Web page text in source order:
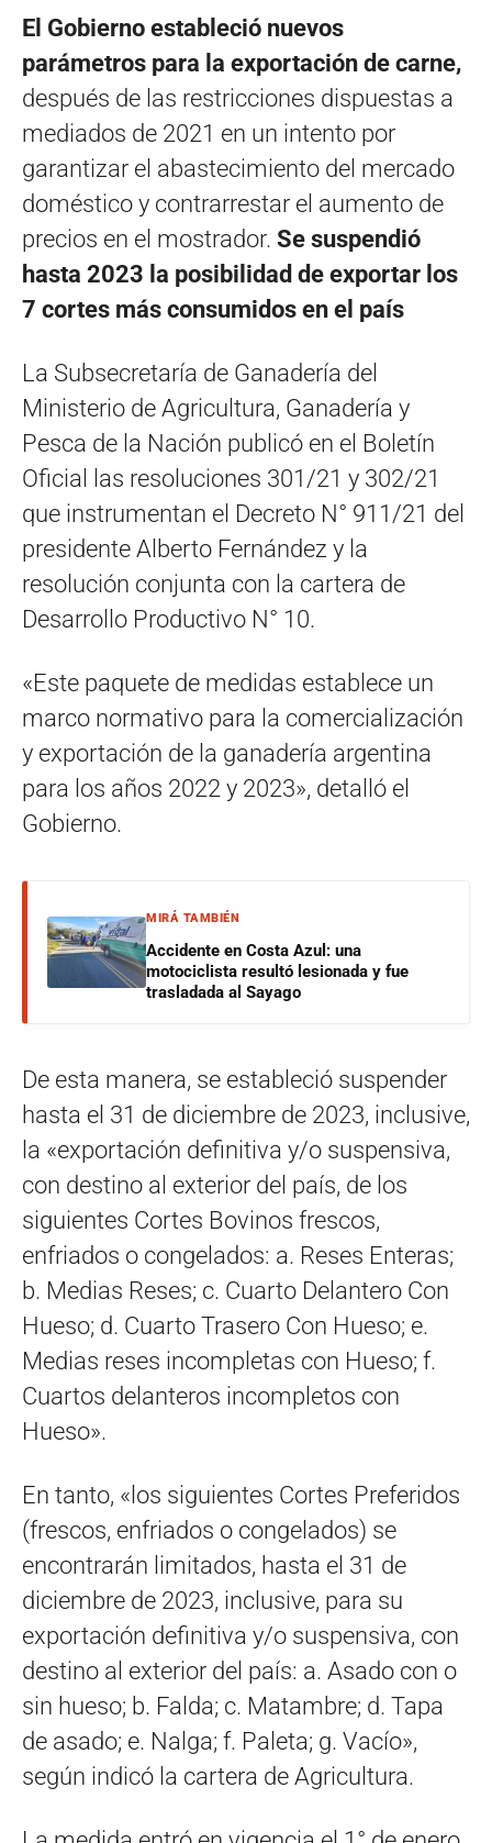
El Gobierno estableció nuevos
parámetros para la exportación de carne,
después de las restricciones dispuestas a
mediados de 2021 en un intento por
garantizar el abastecimiento del mercado
doméstico y contrarrestar el aumento de
precios en el mostrador. Se suspendió
hasta 2023 la posibilidad de exportar los
7 cortes más consumidos en el país
La Subsecretaría de Ganadería del
Ministerio de Agricultura, Ganadería y
Pesca de la Nación publicó en el Boletín
Oficial las resoluciones 301/21 y 302/21
que instrumentan el Decreto N° 911/21 del
presidente Alberto Fernández y la
resolución conjunta con la cartera de
Desarrollo Productivo N° 10.
«Este paquete de medidas establece un
marco normativo para la comercialización
y exportación de la ganadería argentina
para los años 2022 y 2023», detalló el
Gobierno.
MIRÁ TAMBIÉN
Accidente en Costa Azul: una
motociclista resultó lesionada y fue
trasladada al Sayago
De esta manera, se estableció suspender
hasta el 31 de diciembre de 2023, inclusive,
la «exportación definitiva y/o suspensiva,
con destino al exterior del país, de los
siguientes Cortes Bovinos frescos,
enfriados o congelados: a. Reses Enteras;
b. Medias Reses; c. Cuarto Delantero Con
Hueso; d. Cuarto Trasero Con Hueso; e.
Medias reses incompletas con Hueso; f.
Cuartos delanteros incompletos con
Hueso».
En tanto, «los siguientes Cortes Preferidos
(frescos, enfriados o congelados) se
encontrarán limitados, hasta el 31 de
diciembre de 2023, inclusive, para su
exportación definitiva y/o suspensiva, con
destino al exterior del país: a. Asado con o
sin hueso; b. Falda; c. Matambre; d. Tapa
de asado; e. Nalga; f. Paleta; g. Vacío»,
según indicó la cartera de Agricultura.